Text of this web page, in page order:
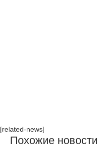
[related-news]
Похожие новости